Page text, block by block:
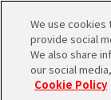
We use
provide social
We also share
our social
Cookie Policy